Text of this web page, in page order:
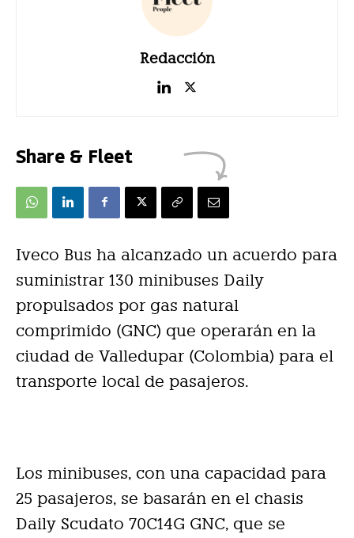
Redacción
Share & Fleet
Iveco Bus ha alcanzado un acuerdo para
suministrar 130 minibuses Daily
propulsados por gas natural
comprimido (GNC) que operarán en la
ciudad de Valledupar (Colombia) para el
transporte local de pasajeros.
Los minibuses, con una capacidad para
25 pasajeros, se basarán en el chasis
Daily Scudato 70C14G GNC, que se